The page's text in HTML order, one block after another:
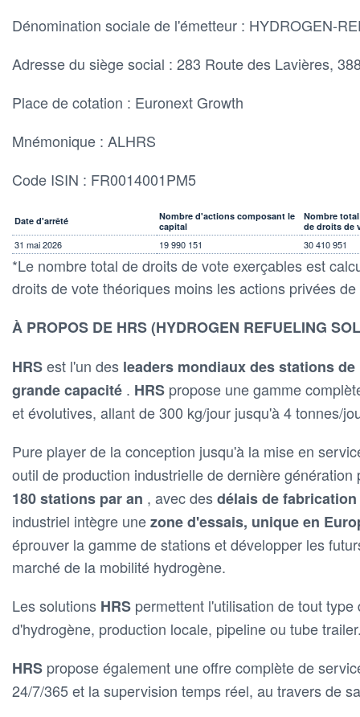
Dénomination sociale de l'émetteur : HYDROGEN-
Adresse du siège social : 283 Route des Lavières,
Place de cotation : Euronext Growth
Mnémonique : ALHRS
Code ISIN : FR0014001PM5
Date d'arrêté
Nombre d'actions composant le
capital
Nombre total
de droits de
31 mai 2026 19 990 151 30 410 951
*Le nombre total de droits de vote exerçables est
droits de vote théoriques moins les actions privées
À PROPOS DE HRS (HYDROGEN REFUELING
HRSest l'un des leaders mondiaux des stations
grande capacité . HRS propose une gamme
et évolutives, allant de 300 kg/jour jusqu'à 4 tonnes/
Pure player de la conception jusqu'à la mise en
outil de production industrielle de dernière
180 stations par an , avec desdélais de
industriel intègre unezone d'essais, unique en
éprouver la gamme de stations et développer les
marché de la mobilité hydrogène.
Les solutions HRS permettent l'utilisation de tout
d'hydrogène, production locale, pipeline ou tube
HRS propose également une offre complète de
24/7/365 et la supervision temps réel, au travers de